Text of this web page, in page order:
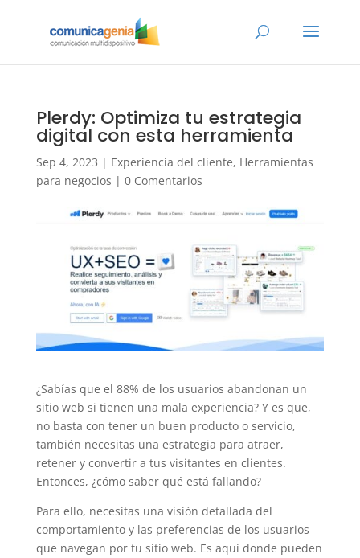
Plerdy: Optimiza tu estrategia
digital con esta herramienta
Sep 4, 2023 | Experiencia del cliente, Herramientas
para negocios | 0 Comentarios
¿Sabías que el 88% de los usuarios abandonan un
sitio web si tienen una mala experiencia? Y es que,
no basta con tener un buen producto o servicio,
también necesitas una estrategia para atraer,
retener y convertir a tus visitantes en clientes.
Entonces, ¿cómo saber qué está fallando?
Para ello, necesitas una visión detallada del
comportamiento y las preferencias de los usuarios
que navegan por tu sitio web. Es aquí donde pueden